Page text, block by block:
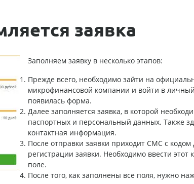
заявка
Заполняем заявку в несколько этапов:
Прежде всего, необходимо зайти на
микрофинансовой компании и войти в
появилась форма.
Далее заполняется заявка, в которой
паспортных и персональный данных. Также
контактная информация.
После отправки заявки приходит СМС с
регистрации заявки. Необходимо ввести этот
поле.
После того, как заполнены все поля, нужно